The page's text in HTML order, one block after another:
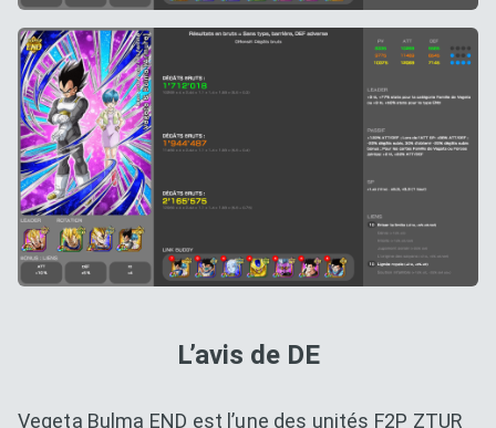
L’avis de DE
Vegeta Bulma END est l’une des unités F2P ZTUR